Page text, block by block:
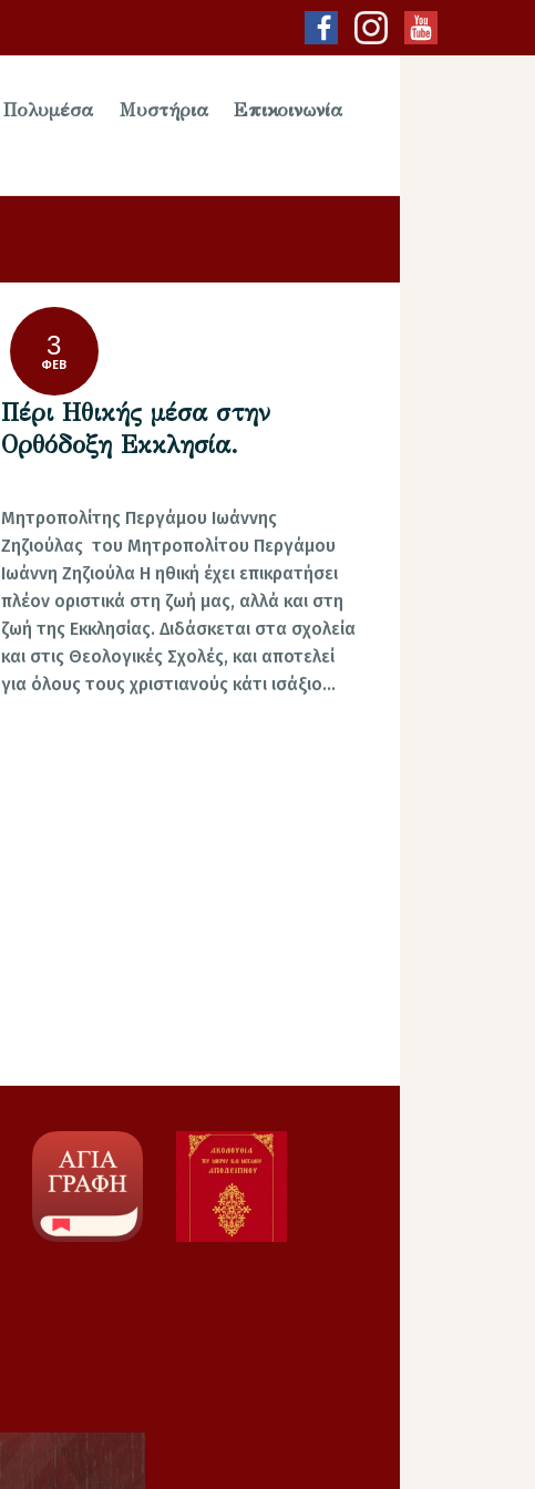
Πολυμέσα Μυστήρια Επικοινωνία
3
ΦΕΒ
Πέρι Ηθικής μέσα στην
Ορθόδοξη Εκκλησία.
Μητροπολίτης Περγάμου Ιωάννης
Ζηζιούλας του Μητροπολίτου Περγάμου
Ιωάννη Ζηζιούλα Η ηθική έχει επικρατήσει
πλέον οριστικά στη ζωή μας, αλλά και στη
ζωή της Εκκλησίας. Διδάσκεται στα σχολεία
και στις Θεολογικές Σχολές, και αποτελεί
για όλους τους χριστιανούς κάτι ισάξιο…